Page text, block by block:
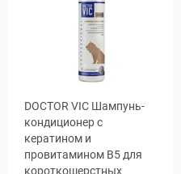
DOCTOR VIC Шампунь-
кондиционер с
кератином и
провитамином В5 для
короткошерстных